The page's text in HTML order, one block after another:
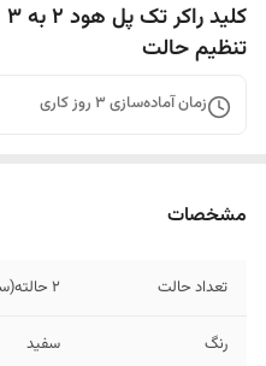
تنظیم حالت
زمان آماده‌سازی 3 روز کاری
مشخصات
تعداد حالت ۲ حالته(سرعت متوسط و تند)
رنگ سفید